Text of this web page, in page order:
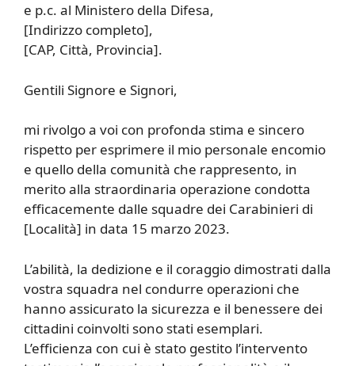
e p.c. al Ministero della Difesa,
[Indirizzo completo],
[CAP, Città, Provincia].
Gentili Signore e Signori,
mi rivolgo a voi con profonda stima e sincero
rispetto per esprimere il mio personale encomio
e quello della comunità che rappresento, in
merito alla straordinaria operazione condotta
efficacemente dalle squadre dei Carabinieri di
[Località] in data 15 marzo 2023.
L’abilità, la dedizione e il coraggio dimostrati dalla
vostra squadra nel condurre operazioni che
hanno assicurato la sicurezza e il benessere dei
cittadini coinvolti sono stati esemplari.
L’efficienza con cui è stato gestito l’intervento